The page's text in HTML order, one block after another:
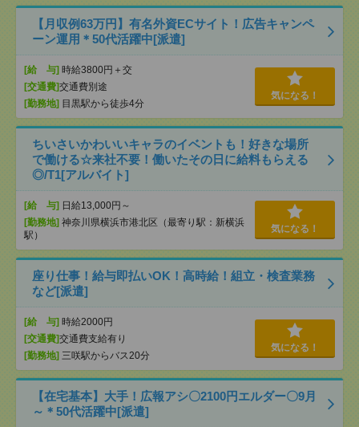
【月収例63万円】有名外資ECサイト！広告キャンペ
ーン運用＊50代活躍中[派遣]
[給 与] 時給3800円＋交
[交通費]交通費別途
[勤務地] 目黒駅から徒歩4分
気になる！
ちいさいかわいいキャラのイベントも！好きな場所
で働ける☆来社不要！働いたその日に給料もらえる
◎/T1[アルバイト]
[給 与] 日給13,000円～
[勤務地] 神奈川県横浜市港北区（最寄り駅：新横浜
駅）
気になる！
座り仕事！給与即払いOK！高時給！組立・検査業務
など[派遣]
[給 与] 時給2000円
[交通費]交通費支給有り
[勤務地] 三咲駅からバス20分
気になる！
【在宅基本】大手！広報アシ〇2100円エルダー〇9月
～＊50代活躍中[派遣]